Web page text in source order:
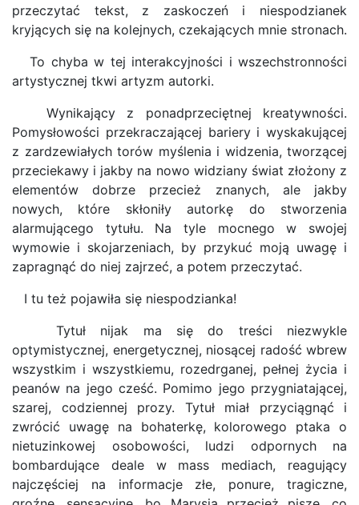
przeczytać tekst, z zaskoczeń i niespodzianek
kryjących się na kolejnych, czekających mnie stronach.
To chyba w tej interakcyjności i wszechstronności
artystycznej tkwi artyzm autorki.
Wynikający z ponadprzeciętnej kreatywności.
Pomysłowości przekraczającej bariery i wyskakującej
z zardzewiałych torów myślenia i widzenia, tworzącej
przeciekawy i jakby na nowo widziany świat złożony z
elementów dobrze przecież znanych, ale jakby
nowych, które skłoniły autorkę do stworzenia
alarmującego tytułu. Na tyle mocnego w swojej
wymowie i skojarzeniach, by przykuć moją uwagę i
zapragnąć do niej zajrzeć, a potem przeczytać.
I tu też pojawiła się niespodzianka!
Tytuł nijak ma się do treści niezwykle
optymistycznej, energetycznej, niosącej radość wbrew
wszystkim i wszystkiemu, rozedrganej, pełnej życia i
peanów na jego cześć. Pomimo jego przygniatającej,
szarej, codziennej prozy. Tytuł miał przyciągnąć i
zwrócić uwagę na bohaterkę, kolorowego ptaka o
nietuzinkowej osobowości, ludzi odpornych na
bombardujące deale w mass mediach, reagujący
najczęściej na informacje złe, ponure, tragiczne,